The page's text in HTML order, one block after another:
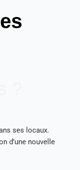
ses locaux.
d’une nouvelle